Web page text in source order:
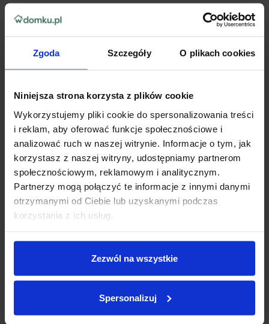
Zgoda Szczegóły O plikach cookies
Niniejsza strona korzysta z plików cookie
Wykorzystujemy pliki cookie do spersonalizowania treści
i reklam, aby oferować funkcje społecznościowe i
analizować ruch w naszej witrynie. Informacje o tym, jak
korzystasz z naszej witryny, udostępniamy partnerom
społecznościowym, reklamowym i analitycznym.
Partnerzy mogą połączyć te informacje z innymi danymi
otrzymanymi od Ciebie lub uzyskanymi podczas
korzystania z ich usług.
Zezwól na wszystkie
Spersonalizuj